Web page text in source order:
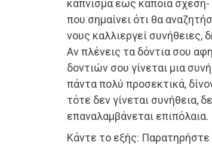
κάπνισμα έως κάποια
που σημαίνει ότι θα
νους καλλιεργεί συνήθειες,
Αν πλένεις τα δόντια σου
δοντιών σου γίνεται μια
πάντα πολύ προσεκτικά,
τότε δεν γίνεται συνήθεια,
επαναλαμβάνεται επιπόλαια.
Κάντε το εξής: Παρατηρήστε